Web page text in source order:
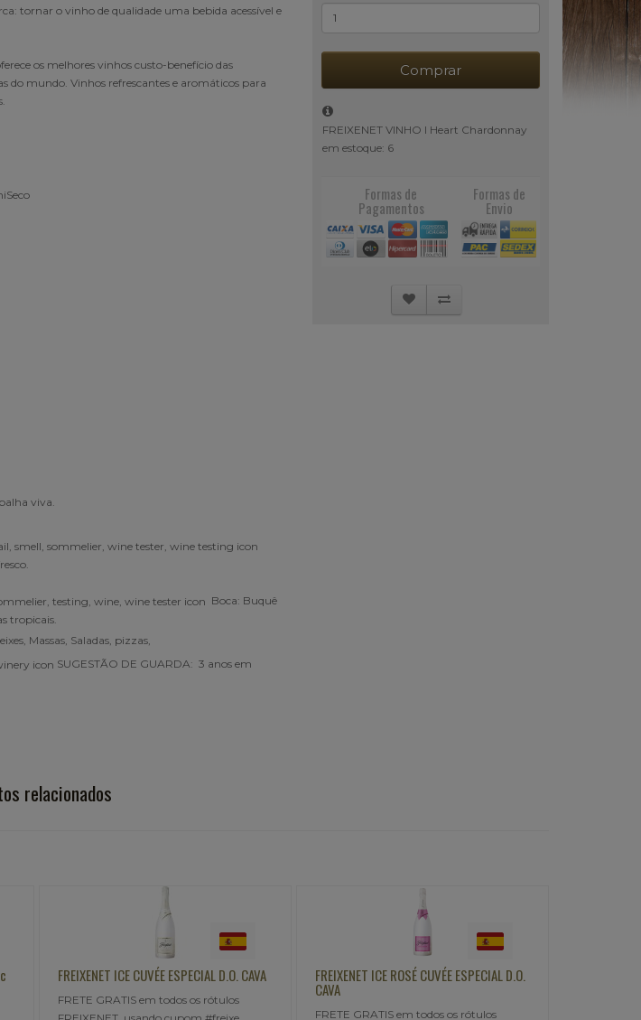
tornar o vinho de qualidade uma bebida acessível e
os melhores vinhos custo-benefício das
do mundo. Vinhos refrescantes e aromáticos para
viva
Boca: Buquê
tropicais.
Massas, Saladas, pizzas,
SUGESTÃO DE GUARDA: 3 anos em
Comprar
FREIXENET VINHO I Heart Chardonnay
em estoque: 6
Formas de
Pagamentos
Formas de
Envio
relacionados
FREIXENET ICE ROSÉ CUVÉE ESPECIAL D.O.
FRETE GRATIS em todos os rótulos
FREIXENET CARTA NEVADA CAVA Demisec
baby
FRETE GRATIS em todos os rótulos